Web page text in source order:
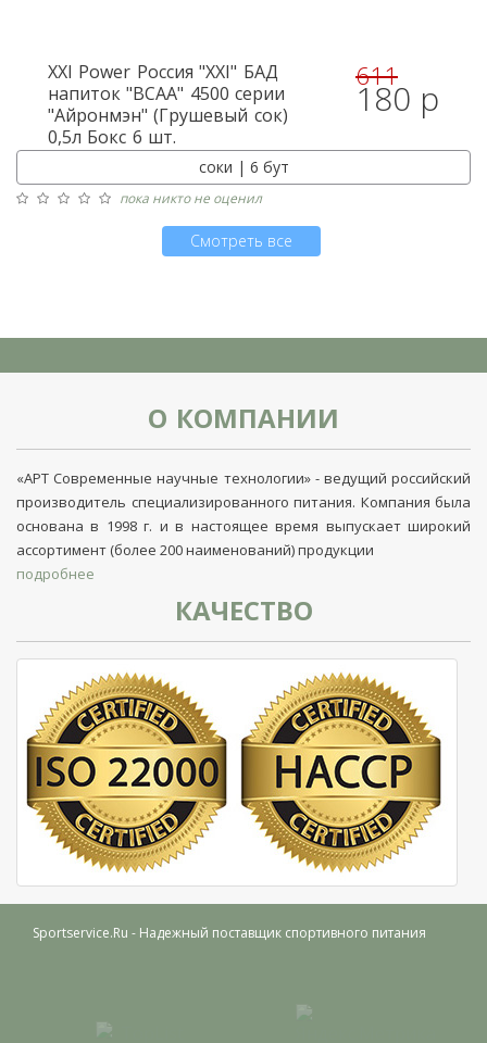
XXI Power Россия "XXI" БАД
напиток "BCAA" 4500 серии
"Айронмэн" (Грушевый сок)
0,5л Бокс 6 шт.
611
180 р
соки | 6 бут
пока никто не оценил
Смотреть все
О КОМПАНИИ
«АРТ Современные научные технологии» - ведущий российский
производитель специализированного питания. Компания была
основана в 1998 г. и в настоящее время выпускает широкий
ассортимент (более 200 наименований) продукции
подробнее
КАЧЕСТВО
Sportservice.Ru - Надежный поставщик спортивного питания